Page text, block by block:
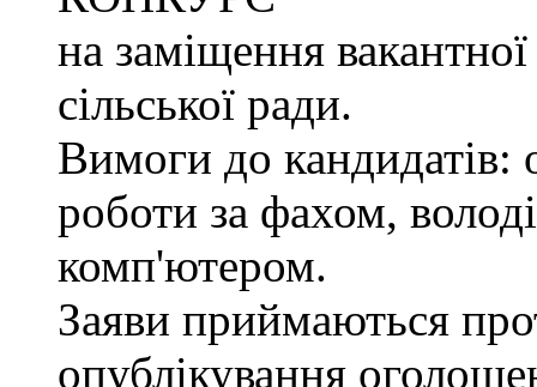
на заміщення
сільської ради.
Вимоги до кандидатів:
роботи за фахом,
комп'ютером.
Заяви приймаються
опублікування